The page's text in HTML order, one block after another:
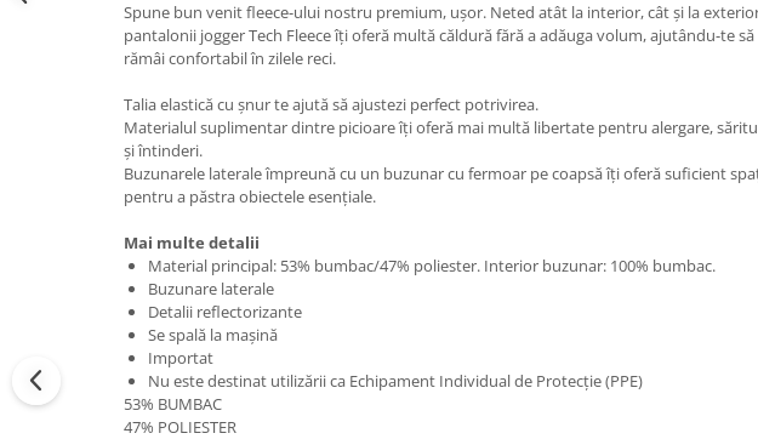
Spune bun venit fleece-ului nostru premium, ușor. Neted atât la interior, cât și la
pantalonii jogger Tech Fleece îți oferă multă căldură fără a adăuga volum, ajutându-te să
rămâi confortabil în zilele reci.
Talia elastică cu șnur te ajută să ajustezi perfect potrivirea.
Materialul suplimentar dintre picioare îți oferă mai multă libertate pentru alergare,
și întinderi.
Buzunarele laterale împreună cu un buzunar cu fermoar pe coapsă îți oferă suficient
pentru a păstra obiectele esențiale.
Mai multe detalii
Material principal: 53% bumbac/47% poliester. Interior buzunar: 100% bumbac.
Buzunare laterale
Detalii reflectorizante
Se spală la mașină
Importat
Nu este destinat utilizării ca Echipament Individual de Protecție (PPE)
53% BUMBAC
47% POLIESTER